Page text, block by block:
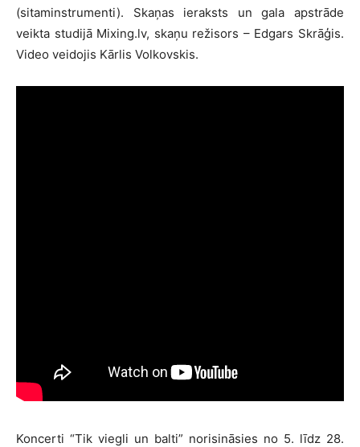
(sitaminstrumenti). Skaņas ieraksts un gala apstrāde
veikta studijā Mixing.lv, skaņu režisors – Edgars Skrāģis.
Video veidojis Kārlis Volkovskis.
Koncerti “Tik viegli un balti” norisināsies no 5. līdz 28.